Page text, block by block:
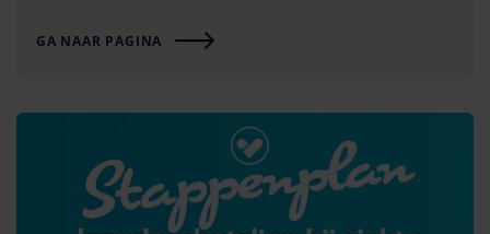
GA NAAR PAGINA